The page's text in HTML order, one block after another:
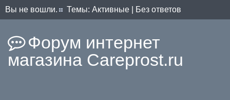
Вы не вошли. Темы: Активные Без ответов
Форум интернет
магазина Careprost.ru